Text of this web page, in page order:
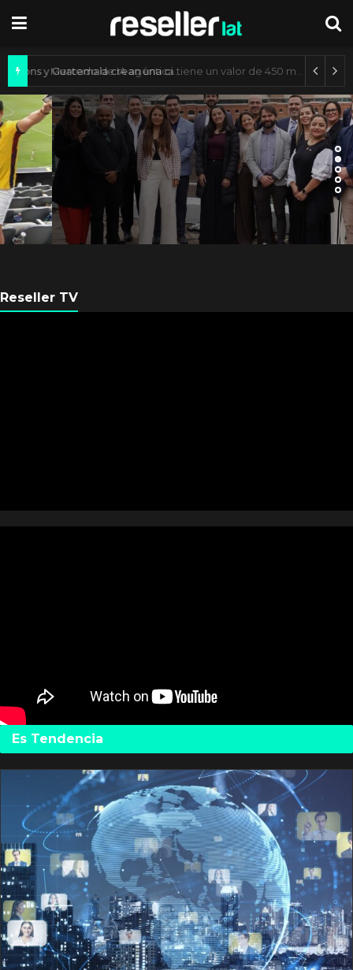
Axis Communications y Guatemala crean una ciudad inteligente
ARGENTINA
Axis Communications
Argentina se fortalece con
nueva sede
Reseller TV
Es Tendencia